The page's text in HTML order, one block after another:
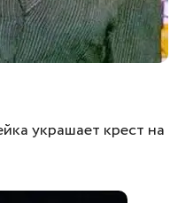
украшает крест на